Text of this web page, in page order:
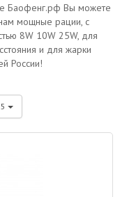
Баофенг.рф Вы можете
мощные рации, с
8W 10W 25W, для
и для жарки
России!